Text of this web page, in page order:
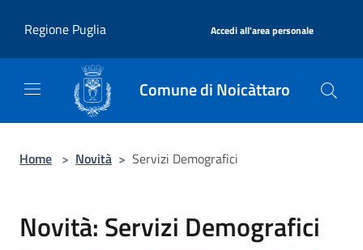
Regione Puglia
Accedi all'area personale
Comune di Noicàttaro
Home > Novità > Servizi Demografici
Novità: Servizi Demografici